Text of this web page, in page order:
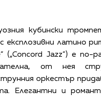
кубински
експлозивни латино
(„Concord Jazz”) е по-
от нея
оркестър
Елегантни и